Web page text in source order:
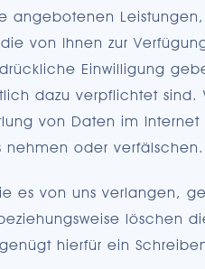
angebotenen
von Ihnen zur
Einwilligung
dazu verpflichtet
von Daten im
nehmen oder verfälschen.
es von uns verlangen,
löschen
hierfür ein